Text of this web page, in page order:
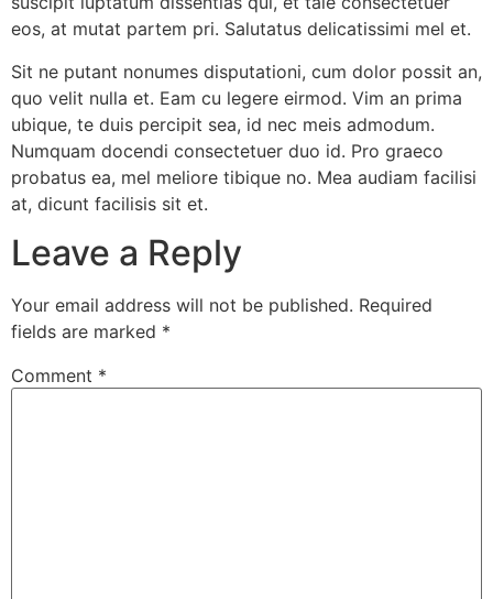
eos, at mutat partem pri. Salutatus delicatissimi mel et.
Sit ne putant nonumes disputationi, cum dolor possit an,
quo velit nulla et. Eam cu legere eirmod. Vim an prima
ubique, te duis percipit sea, id nec meis admodum.
Numquam docendi consectetuer duo id. Pro graeco
probatus ea, mel meliore tibique no. Mea audiam facilisi
at, dicunt facilisis sit et.
Leave a Reply
Your email address will not be published. Required
fields are marked *
Comment *